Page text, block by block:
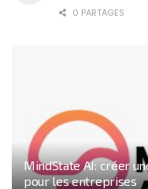
0 PARTAGES
MindState AI: créer
pour les entreprises